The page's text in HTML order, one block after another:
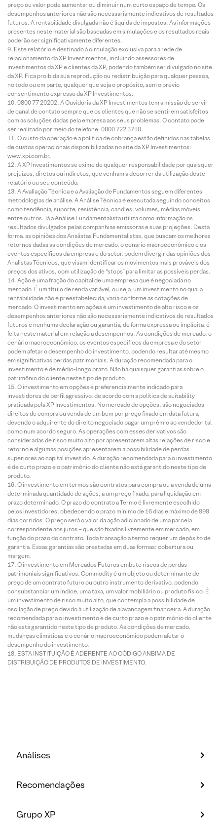
preço ou valor pode aumentar ou diminuir num curto espaço de tempo. Os
desempenhos anteriores não são necessariamente indicativos de resultados
futuros. A rentabilidade divulgada não é líquida de impostos. As informações
presentes neste material são baseadas em simulações e os resultados reais
poderão ser significativamente diferentes.
Este relatório é destinado à circulação exclusiva para a rede de
relacionamento da XP Investimentos, incluindo assessores de
investimentos da XP e clientes da XP, podendo também ser divulgado no site
da XP. Fica proibida sua reprodução ou redistribuição para qualquer pessoa,
no todo ou em parte, qualquer que seja o propósito, sem o prévio
consentimento expresso da XP Investimentos.
0800 77 20202. A Ouvidoria da XP Investimentos tem a missão de servir
de canal de contato sempre que os clientes que não se sentirem satisfeitos
com as soluções dadas pela empresa aos seus problemas. O contato pode
ser realizado por meio do telefone: 0800 722 3710.
O custo da operação e a política de cobrança estão definidos nas tabelas
de custos operacionais disponibilizadas no site da XP Investimentos:
www.xpi.com.br.
A XP Investimentos se exime de qualquer responsabilidade por quaisquer
prejuízos, diretos ou indiretos, que venham a decorrer da utilização deste
relatório ou seu conteúdo.
A Avaliação Técnica e a Avaliação de Fundamentos seguem diferentes
metodologias de análise. A Análise Técnica é executada seguindo conceitos
como tendência, suporte, resistência, candles, volumes, médias móveis
entre outros. Já a Análise Fundamentalista utiliza como informação os
resultados divulgados pelas companhias emissoras e suas projeções. Desta
forma, as opiniões dos Analistas Fundamentalistas, que buscam os melhores
retornos dadas as condições de mercado, o cenário macroeconômico e os
eventos específicos da empresa e do setor, podem divergir das opiniões dos
Analistas Técnicos, que visam identificar os movimentos mais prováveis dos
preços dos ativos, com utilização de “stops” para limitar as possíveis perdas.
Ação é uma fração do capital de uma empresa que é negociada no
mercado. É um título de renda variável, ou seja, um investimento no qual a
rentabilidade não é preestabelecida, varia conforme as cotações de
mercado. O investimento em ações é um investimento de alto risco e os
desempenhos anteriores não são necessariamente indicativos de resultados
futuros e nenhuma declaração ou garantia, de forma expressa ou implícita, é
feita neste material em relação a desempenhos. As condições de mercado, o
cenário macroeconômico, os eventos específicos da empresa e do setor
podem afetar o desempenho do investimento, podendo resultar até mesmo
em significativas perdas patrimoniais. A duração recomendada para o
investimento é de médio-longo prazo. Não há quaisquer garantias sobre o
patrimônio do cliente neste tipo de produto.
O investimento em opções é preferencialmente indicado para
investidores de perfil agressivo, de acordo com a política de suitability
praticada pela XP Investimentos. No mercado de opções, são negociados
direitos de compra ou venda de um bem por preço fixado em data futura,
devendo o adquirente do direito negociado pagar um prêmio ao vendedor tal
como num acordo seguro. As operações com esses derivativos são
consideradas de risco muito alto por apresentarem altas relações de risco e
retorno e algumas posições apresentarem a possibilidade de perdas
superiores ao capital investido. A duração recomendada para o investimento
é de curto prazo e o patrimônio do cliente não está garantido neste tipo de
produto.
O investimento em termos são contratos para compra ou a venda de uma
determinada quantidade de ações, a um preço fixado, para liquidação em
prazo determinado. O prazo do contrato a Termo é livremente escolhido
pelos investidores, obedecendo o prazo mínimo de 16 dias e máximo de 999
dias corridos. O preço será o valor da ação adicionado de uma parcela
correspondente aos juros – que são fixados livremente em mercado, em
função do prazo do contrato. Toda transação a termo requer um depósito de
garantia. Essas garantias são prestadas em duas formas: cobertura ou
margem.
O investimento em Mercados Futuros embute riscos de perdas
patrimoniais significativos. Commodity é um objeto ou determinante de
preço de um contrato futuro ou outro instrumento derivativo, podendo
consubstanciar um índice, uma taxa, um valor mobiliário ou produto físico. É
um investimento de risco muito alto, que contempla a possibilidade de
oscilação de preço devido à utilização de alavancagem financeira. A duração
recomendada para o investimento é de curto prazo e o patrimônio do cliente
não está garantido neste tipo de produto. As condições de mercado,
mudanças climáticas e o cenário macroeconômico podem afetar o
desempenho do investimento.
ESTA INSTITUIÇÃO É ADERENTE AO CÓDIGO ANBIMA DE
DISTRIBUIÇÃO DE PRODUTOS DE INVESTIMENTO.
Análises
Recomendações
Grupo XP